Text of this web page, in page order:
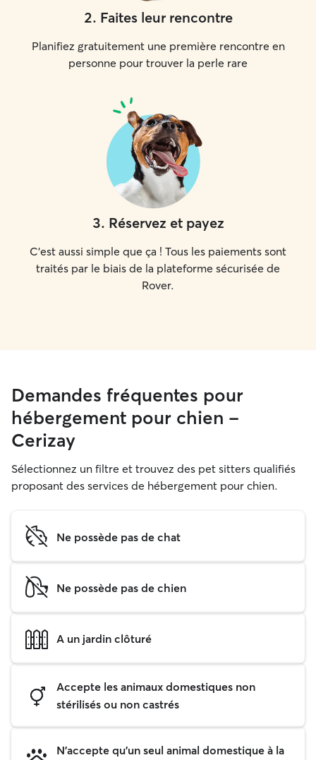
2. Faites leur rencontre
Planifiez gratuitement une première rencontre en
personne pour trouver la perle rare
3. Réservez et payez
C'est aussi simple que ça ! Tous les paiements sont
traités par le biais de la plateforme sécurisée de
Rover.
Demandes fréquentes pour
hébergement pour chien -
Cerizay
Sélectionnez un filtre et trouvez des pet sitters qualifiés
proposant des services de hébergement pour chien.
Ne possède pas de chat
Ne possède pas de chien
A un jardin clôturé
Accepte les animaux domestiques non
stérilisés ou non castrés
N'accepte qu'un seul animal domestique à la